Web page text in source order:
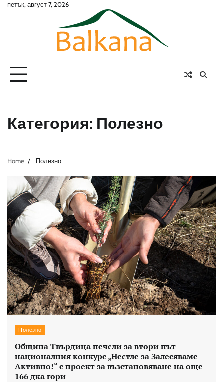
Skipпетък, август 7, 2026
Категория: Полезно
Home Полезно
Полезно
Община Твърдица печели за втори път
националния конкурс „Нестле за Залесяваме
Активно!“ с проект за възстановяване на още
166 дка гори